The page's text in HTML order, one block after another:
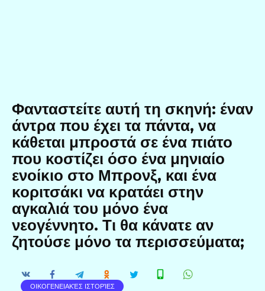
Φανταστείτε αυτή τη σκηνή: έναν
άντρα που έχει τα πάντα, να
κάθεται μπροστά σε ένα πιάτο
που κοστίζει όσο ένα μηνιαίο
ενοίκιο στο Μπρονξ, και ένα
κοριτσάκι να κρατάει στην
αγκαλιά του μόνο ένα
νεογέννητο. Τι θα κάνατε αν
ζητούσε μόνο τα περισσεύματα;
ΟΙΚΟΓΕΝΕΙΑΚΈΣ ΙΣΤΟΡΊΕΣ